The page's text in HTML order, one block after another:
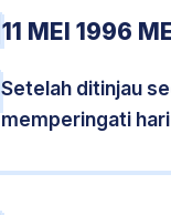
11 MEI 1996
Setelah ditinjau
memperingati